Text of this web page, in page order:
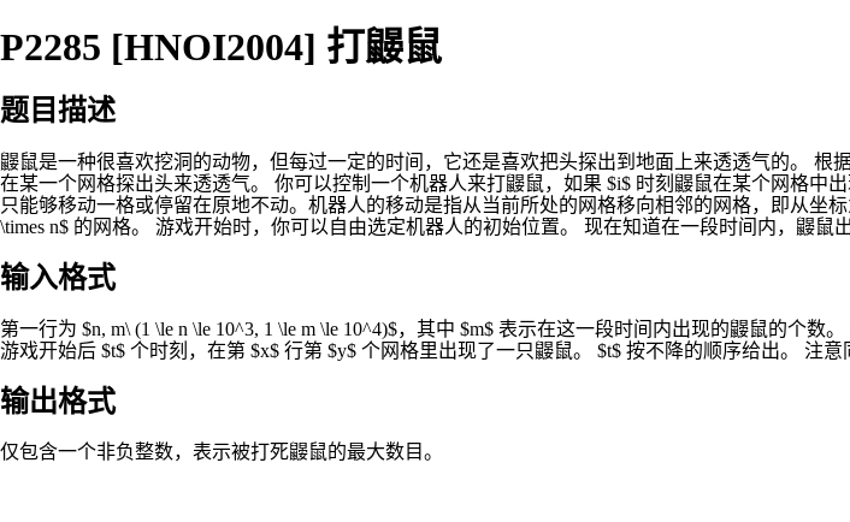
P2285 [HNOI2004] 打鼹鼠
题目描述
鼹鼠是一种很喜欢挖洞的动物，但每过一定的时间，它还是喜欢把头探出到地面上来透透气的。 根
在某一个网格探出头来透透气。 你可以控制一个机器人来打鼹鼠，如果 $i$ 时刻鼹鼠在某个网格中
只能够移动一格或停留在原地不动。机器人的移动是指从当前所处的网格移向相邻的网格，即从坐
\times n$ 的网格。 游戏开始时，你可以自由选定机器人的初始位置。 现在知道在一段时间内，鼹
输入格式
第一行为 $n, m\ (1 \le n \le 10^3, 1 \le m \le 10^4)$，其中 $m$ 表示在这一段时间内出现的鼹鼠的个数
游戏开始后 $t$ 个时刻，在第 $x$ 行第 $y$ 个网格里出现了一只鼹鼠。 $t$ 按不降的顺序给出。 注
输出格式
仅包含一个非负整数，表示被打死鼹鼠的最大数目。